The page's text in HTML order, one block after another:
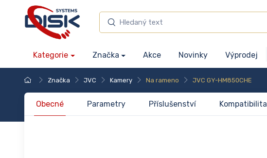
Kategorie Značka Akce Novinky Výprodej
Značka JVC Kamery Na rameno JVC GY-HM850CHE
Obecné Parametry Příslušenství Kompatibilita